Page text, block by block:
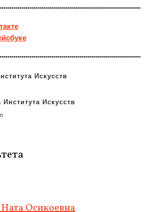
Искусств
Института Искусств
Осикоевна